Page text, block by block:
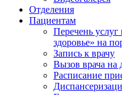
Отделения
Пациентам
Перечень
здоровье» на
Запись к врачу
Вызов врача на
Расписание